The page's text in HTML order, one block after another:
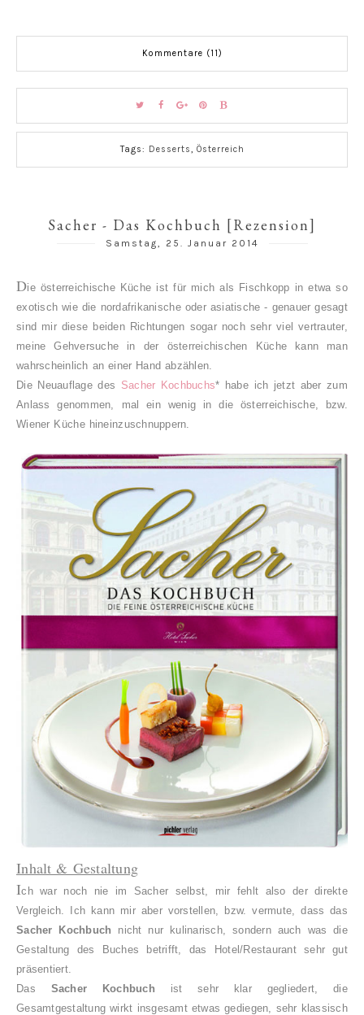
Kommentare (11)
Tags: Desserts, Österreich
Sacher - Das Kochbuch [Rezension]
Samstag, 25. Januar 2014
Die österreichische Küche ist für mich als Fischkopp in etwa so
exotisch wie die nordafrikanische oder asiatische - genauer gesagt
sind mir diese beiden Richtungen sogar noch sehr viel vertrauter,
meine Gehversuche in der österreichischen Küche kann man
wahrscheinlich an einer Hand abzählen.
Die Neuauflage des Sacher Kochbuchs* habe ich jetzt aber zum
Anlass genommen, mal ein wenig in die österreichische, bzw.
Wiener Küche hineinzuschnuppern.
Inhalt & Gestaltung
Ich war noch nie im Sacher selbst, mir fehlt also der direkte
Vergleich. Ich kann mir aber vorstellen, bzw. vermute, dass das
Sacher Kochbuch nicht nur kulinarisch, sondern auch was die
Gestaltung des Buches betrifft, das Hotel/Restaurant sehr gut
präsentiert.
Das Sacher Kochbuch ist sehr klar gegliedert, die
Gesamtgestaltung wirkt insgesamt etwas gediegen, sehr klassisch